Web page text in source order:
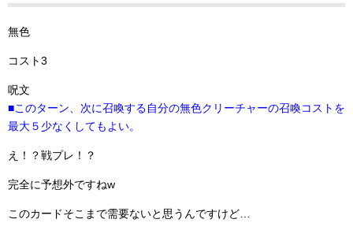
無色
コスト3
呪文
■このターン、次に召喚する自分の無色クリーチャーの召喚コストを
最大５少なくしてもよい。
え！？戦プレ！？
完全に予想外ですねw
このカードそこまで需要ないと思うんですけど…